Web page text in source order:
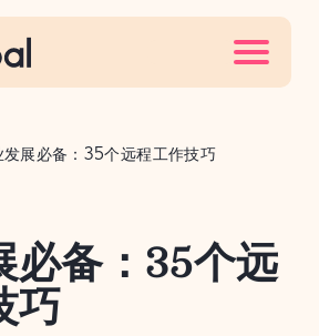
发展必备：35个远程工作技巧
必备：35个远
巧